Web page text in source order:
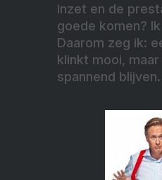
inzet en de
goede komen?
Daarom zeg ik:
klinkt mooi,
spannend blijven.